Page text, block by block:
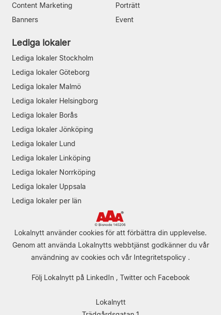
Content Marketing
Banners
Porträtt
Event
Lediga lokaler
Lediga lokaler Stockholm
Lediga lokaler Göteborg
Lediga lokaler Malmö
Lediga lokaler Helsingborg
Lediga lokaler Borås
Lediga lokaler Jönköping
Lediga lokaler Lund
Lediga lokaler Linköping
Lediga lokaler Norrköping
Lediga lokaler Uppsala
Lediga lokaler per län
Lokalnytt använder cookies för att förbättra din upplevelse.
Genom att använda Lokalnytts webbtjänst godkänner du vår
användning av cookies och vår Integritetspolicy .
Följ Lokalnytt på LinkedIn, Twitteroch Facebook
Lokalnytt